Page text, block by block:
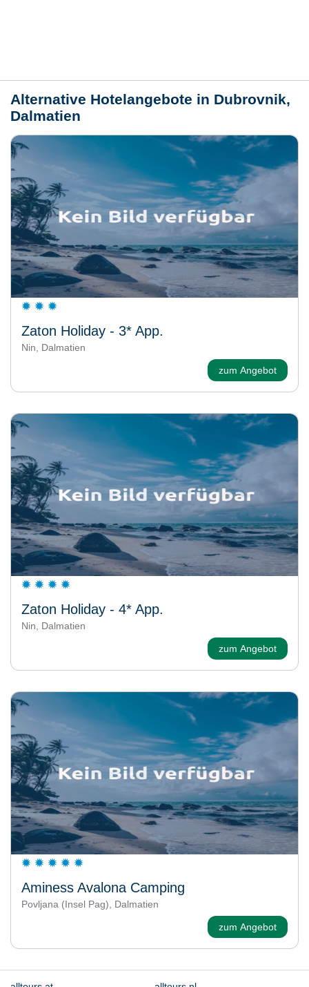
Alternative Hotelangebote in Dubrovnik,
Dalmatien
Zaton Holiday - 3* App.
Nin, Dalmatien
zum Angebot
Zaton Holiday - 4* App.
Nin, Dalmatien
zum Angebot
Aminess Avalona Camping
Povljana (Insel Pag), Dalmatien
zum Angebot